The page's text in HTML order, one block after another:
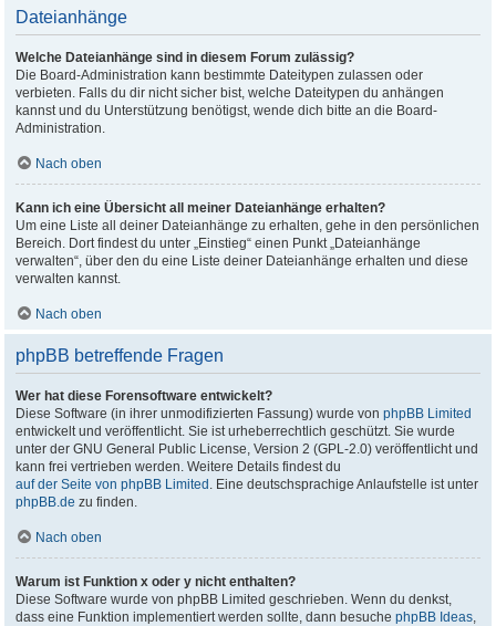
Dateianhänge
Welche Dateianhänge sind in diesem Forum zulässig?
Die Board-Administration kann bestimmte Dateitypen zulassen oder
verbieten. Falls du dir nicht sicher bist, welche Dateitypen du anhängen
kannst und du Unterstützung benötigst, wende dich bitte an die Board-
Administration.
Nach oben
Kann ich eine Übersicht all meiner Dateianhänge erhalten?
Um eine Liste all deiner Dateianhänge zu erhalten, gehe in den persönlichen
Bereich. Dort findest du unter „Einstieg“ einen Punkt „Dateianhänge
verwalten“, über den du eine Liste deiner Dateianhänge erhalten und diese
verwalten kannst.
Nach oben
phpBB betreffende Fragen
Wer hat diese Forensoftware entwickelt?
Diese Software (in ihrer unmodifizierten Fassung) wurde vonphpBB Limited
entwickelt und veröffentlicht. Sie ist urheberrechtlich geschützt. Sie wurde
unter der GNU General Public License, Version 2 (GPL-2.0) veröffentlicht und
kann frei vertrieben werden. Weitere Details findest du
auf der Seite von phpBB Limited . Eine deutschsprachige Anlaufstelle ist unter
phpBB.de zu finden.
Nach oben
Warum ist Funktion x oder y nicht enthalten?
Diese Software wurde von phpBB Limited geschrieben. Wenn du denkst,
dass eine Funktion implementiert werden sollte, dann besuchephpBB Ideas,